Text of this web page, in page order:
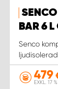
BAR 6
Senco
ljudisolerad
479
EXKL. 17